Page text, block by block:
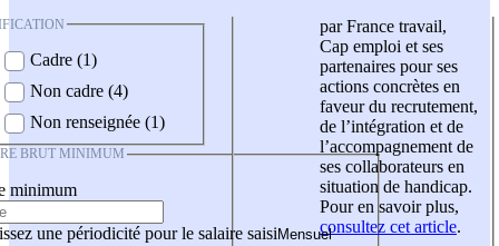
Cadre (1)
Non cadre (4)
Non renseignée (1)
BRUT MINIMUM
minimum
une périodicité pour le salaire saisi
par France travail,
Cap emploi et ses
partenaires pour ses
actions concrètes en
faveur du recrutement,
de l’intégration et de
l’accompagnement de
ses collaborateurs en
situation de handicap.
Pour en savoir plus,
consultez cet article.